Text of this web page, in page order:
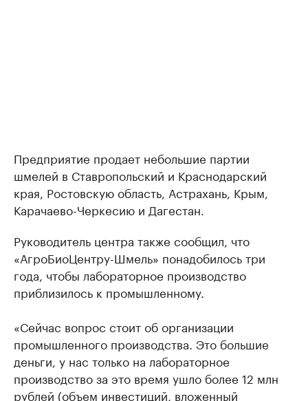
Предприятие продает небольшие партии
шмелей в Ставропольский и Краснодарский
края, Ростовскую область, Астрахань, Крым,
Карачаево-Черкесию и Дагестан.
Руководитель центра также сообщил, что
«АгроБиоЦентру-Шмель» понадобилось три
года, чтобы лабораторное производство
приблизилось к промышленному.
«Сейчас вопрос стоит об организации
промышленного производства. Это большие
деньги, у нас только на лабораторное
производство за это время ушло более 12 млн
рублей (объем инвестиций, вложенный